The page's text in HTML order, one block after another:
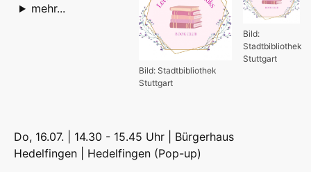
Bild:
Stadtbibliothek
Stuttgart
Bild: Stadtbibliothek
Stuttgart
mehr...
Do, 16.07. | 14.30 - 15.45 Uhr | Bürgerhaus
Hedelfingen | Hedelfingen (Pop-up)